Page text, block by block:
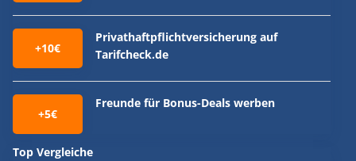
+10€
Privathaftpflichtversicherung auf
Tarifcheck.de
+5€
Freunde für Bonus-Deals werben
Top Vergleiche